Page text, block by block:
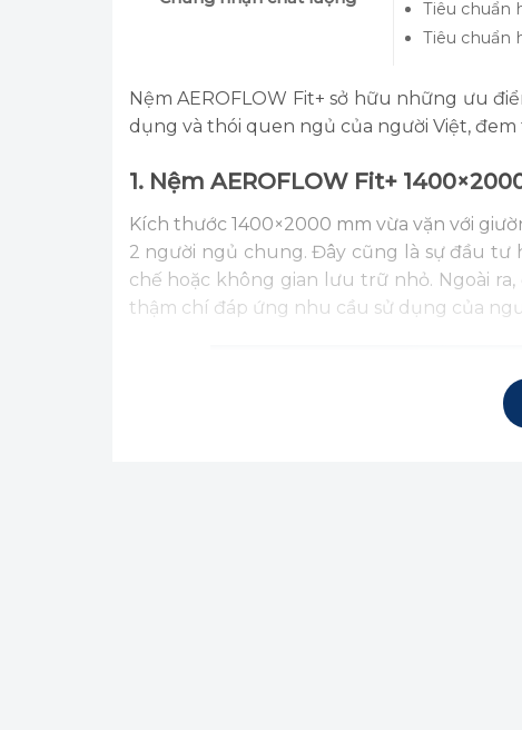
Tiêu chuẩn
Tiêu chuẩn
Nệm AEROFLOW Fit+ sở hữu những ưu
dụng và thói quen ngủ của người Việt,
1. Nệm AEROFLOW Fit+
Kích thước 1400×2000 mm vừa vặn với
2 người ngủ chung. Đây cũng là sự đầu
chế hoặc không gian lưu trữ nhỏ. Ngoài
thậm chí đáp ứng nhu cầu sử dụng của